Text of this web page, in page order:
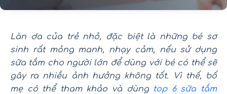
Làn da của trẻ nhỏ, đặc biệt là những bé sơ
sinh rất mỏng manh, nhạy cảm, nếu sử dụng
sữa tắm cho người lớn để dùng với bé có thể sẽ
gây ra nhiều ảnh hưởng không tốt. Vì thế, bố
mẹ có thể tham khảo và dùng top 6 sữa tắm